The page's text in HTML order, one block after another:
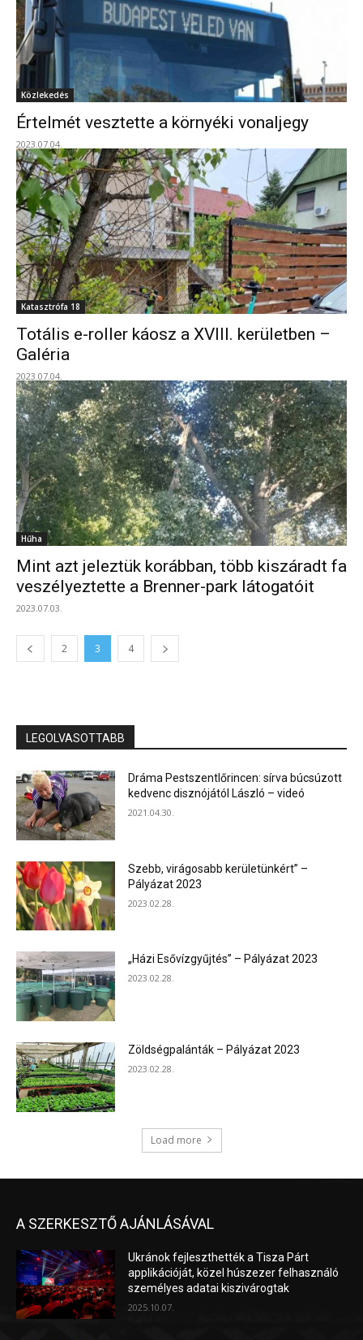
Közlekedés
Értelmét vesztette a környéki vonaljegy
2023.07.04.
Katasztrófa 18
Totális e-roller káosz a XVIII. kerületben –
Galéria
2023.07.04.
Hűha
Mint azt jeleztük korábban, több kiszáradt fa
veszélyeztette a Brenner-park látogatóit
2023.07.03.
2 3 4
LEGOLVASOTTABB
Dráma Pestszentlőrincen: sírva búcsúzott
kedvenc disznójától László – videó
2021.04.30.
Szebb, virágosabb kerületünkért” –
Pályázat 2023
2023.02.28.
„Házi Esővízgyűjtés” – Pályázat 2023
2023.02.28.
Zöldségpalánták – Pályázat 2023
2023.02.28.
Load more
A SZERKESZTŐ AJÁNLÁSÁVAL
Ukránok fejleszthették a Tisza Párt
applikációját, közel húszezer felhasználó
személyes adatai kiszivárogtak
2025.10.07.